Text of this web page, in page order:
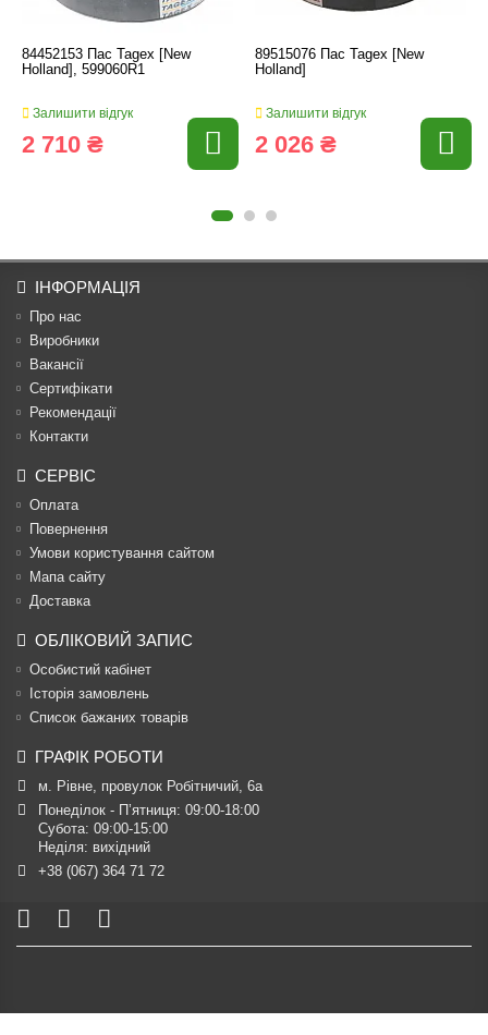
84452153 Пас Tagex [New
Holland], 599060R1
Залишити відгук
2 710 ₴
89515076 Пас Tagex [New
Holland]
Залишити відгук
2 026 ₴
ІНФОРМАЦІЯ
Про нас
Виробники
Вакансії
Сертифікати
Рекомендації
Контакти
СЕРВІС
Оплата
Повернення
Умови користування сайтом
Мапа сайту
Доставка
ОБЛІКОВИЙ ЗАПИС
Особистий кабінет
Історія замовлень
Список бажаних товарів
ГРАФІК РОБОТИ
м. Рівне, провулок Робітничий, 6а
Понеділок - П’ятниця: 09:00-18:00
Субота: 09:00-15:00
Неділя: вихідний
+38 (067) 364 71 72